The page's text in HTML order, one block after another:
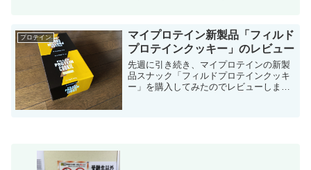
ンダーアーマーファミリーセールの時期
が...
プロテイン
マイプロテイン新製品「フィルド
プロテインクッキー」のレビュー
先週に引き続き、マイプロテインの新製
品スナック「フィルドプロテインクッキ
ー」を購入してみたのでレビューしま